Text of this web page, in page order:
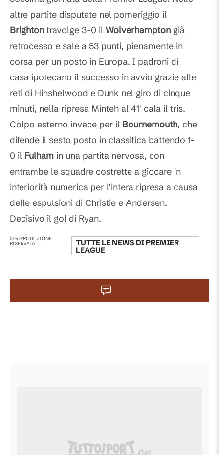
altre partite disputate nel pomeriggio il
Brighton travolge 3-0 il Wolverhampton già
retrocesso e sale a 53 punti, pienamente in
corsa per un posto in Europa. I padroni di
casa ipotecano il successo in avvio grazie alle
reti di Hinshelwood e Dunk nel giro di cinque
minuti, nella ripresa Minteh al 41' cala il tris.
Colpo esterno invece per il Bournemouth, che
difende il sesto posto in classifica battendo 1-
0 il Fulham in una partita nervosa, con
entrambe le squadre costrette a giocare in
inferiorità numerica per l'intera ripresa a causa
delle espulsioni di Christie e Andersen.
Decisivo il gol di Ryan.
© RIPRODUZIONE
RISERVATA TUTTE LE NEWS DI PREMIER
LEAGUE